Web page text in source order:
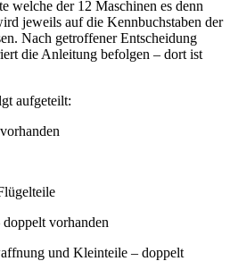
welche der 12 Maschinen es denn
jeweils auf die Kennbuchstaben der
Nach getroffener Entscheidung
die Anleitung befolgen – dort ist
aufgeteilt:
vorhanden
und Kleinteile – doppelt